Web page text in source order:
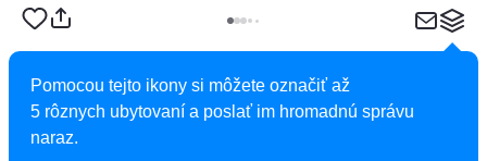
Mini domček NaSamotke
Jedinečné miesto, Oravská Jasenica, Slovensko
4 osoby, 13 m
Pomocou tejto ikony si môžete označiť až
5 rôznych ubytovaní a poslať im hromadnú správu
naraz.